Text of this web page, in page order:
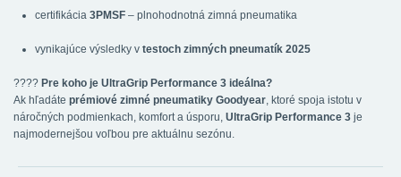
certifikácia 3PMSF – plnohodnotná zimná pneumatika
vynikajúce výsledky v testoch zimných pneumatík 2025
???? Pre koho je UltraGrip Performance 3 ideálna?
Ak hľadáte prémiové zimné pneumatiky Goodyear, ktoré spoja istotu v
náročných podmienkach, komfort a úsporu, UltraGrip Performance 3 je
najmodernejšou voľbou pre aktuálnu sezónu.